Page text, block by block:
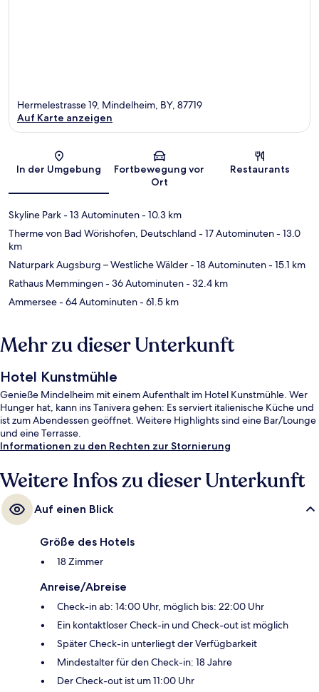
Karte
Hermelestrasse 19, Mindelheim, BY, 87719
Auf Karte anzeigen
In der Umgebung
Fortbewegung vor
Ort
Restaurants
Skyline Park- 13 Autominuten- 10.3 km
Therme von Bad Wörishofen, Deutschland - 17 Autominuten- 13.0
km
Naturpark Augsburg – Westliche Wälder- 18 Autominuten- 15.1 km
Rathaus Memmingen- 36 Autominuten- 32.4 km
Ammersee- 64 Autominuten- 61.5 km
Mehr zu dieser Unterkunft
Hotel Kunstmühle
Genieße Mindelheim mit einem Aufenthalt im Hotel Kunstmühle. Wer
Hunger hat, kann ins Tanivera gehen: Es serviert italienische Küche und
ist zum Abendessen geöffnet. Weitere Highlights sind eine Bar/Lounge
und eine Terrasse.
Informationen zu den Rechten zur Stornierung
Weitere Infos zu dieser Unterkunft
Auf einen Blick
Größe des Hotels
18 Zimmer
Anreise/Abreise
Check-in ab: 14:00 Uhr, möglich bis: 22:00 Uhr
Ein kontaktloser Check-in und Check-out ist möglich
Später Check-in unterliegt der Verfügbarkeit
Mindestalter für den Check-in: 18 Jahre
Der Check-out ist um 11:00 Uhr